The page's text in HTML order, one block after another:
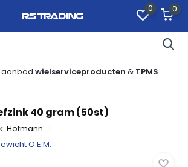
0 0
wielserviceproducten & TPMS
40 gram (50st)
Hofmann
O.E.M.